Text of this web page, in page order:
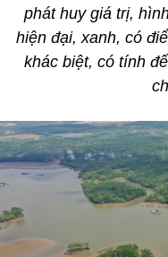
phát huy giá trị,
hiện đại, xanh, có
khác biệt, có tính